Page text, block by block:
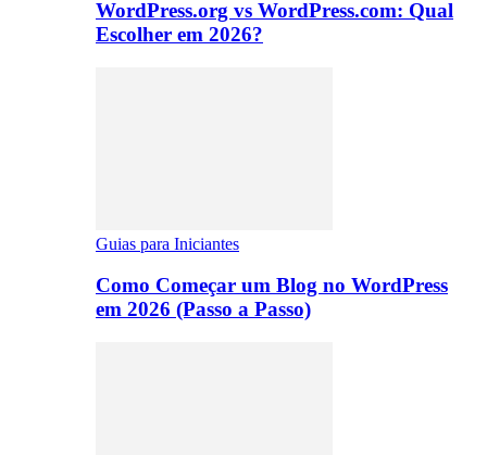
WordPress.org vs WordPress.com: Qual
Escolher em 2026?
Guias para Iniciantes
Como Começar um Blog no WordPress
em 2026 (Passo a Passo)